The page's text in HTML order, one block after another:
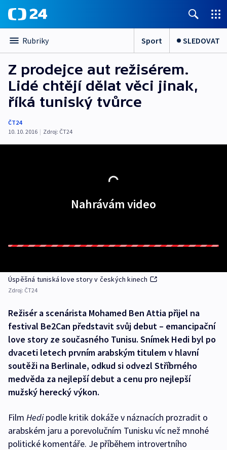
Rubriky Sport SLEDOVAT
Z prodejce aut režisérem.
Lidé chtějí dělat věci jinak,
říká tuniský tvůrce
ČT24
10. 10. 2016 | Zdroj: ČT24
Nahrávám video
Úspěšná tuniská love story v českých kinech
Zdroj: ČT24
Režisér a scenárista Mohamed Ben Attia přijel na
festival Be2Can představit svůj debut – emancipační
love story ze současného Tunisu. Snímek Hedi byl po
dvaceti letech prvním arabským titulem v hlavní
soutěži na Berlinale, odkud si odvezl Stříbrného
medvěda za nejlepší debut a cenu pro nejlepší
mužský herecký výkon.
Film Hedipodle kritik dokáže v náznacích prozradit o
arabském jaru a porevolučním Tunisku víc než mnohé
politické komentáře. Je příběhem introvertního